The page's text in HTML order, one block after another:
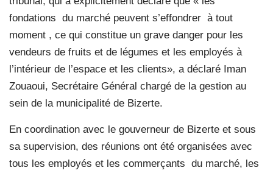
fondations du marché peuvent s’effondrer à tout
moment , ce qui constitue un grave danger pour les
vendeurs de fruits et de légumes et les employés à
l’intérieur de l’espace et les clients», a déclaré Iman
Zouaoui, Secrétaire Général chargé de la gestion au
sein de la municipalité de Bizerte.
En coordination avec le gouverneur de Bizerte et sous
sa supervision, des réunions ont été organisées avec
tous les employés et les commerçants du marché, les